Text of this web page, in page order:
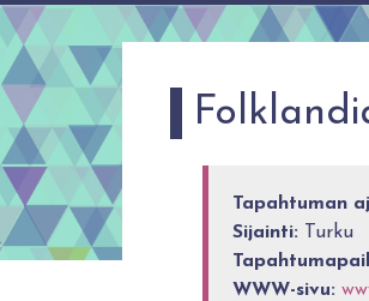
Tapahtuman
Sijainti: Turku
WWW-sivu: